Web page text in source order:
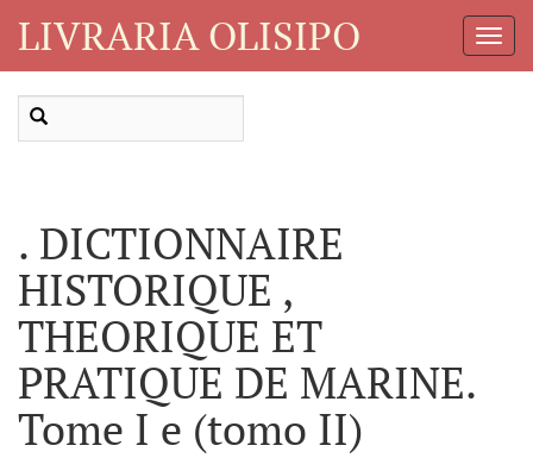
LIVRARIA OLISIPO
. DICTIONNAIRE
HISTORIQUE ,
THEORIQUE ET
PRATIQUE DE MARINE.
Tome I e (tomo II)